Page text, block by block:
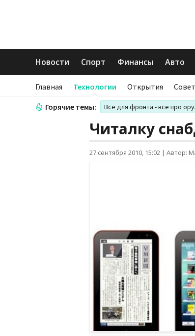
Новости Спорт Финансы Авто
Главная Технологии Открытия
Горячие темы: Все для фронта - все про
Читалку
27 сентября 2010, 15:02 | Автор: